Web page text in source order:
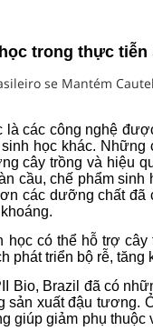
trong thực tiễn
là các công nghệ
học khác.
cây trồng và hiệu
cầu, chế phẩm
các dưỡng chất đã
học có thể hỗ trợ
phát triển bộ rễ,
Bio, Brazil đã có
sản xuất đậu tương.
giúp giảm phụ